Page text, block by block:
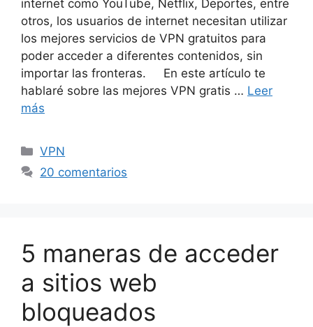
internet como YouTube, Netflix, Deportes, entre
otros, los usuarios de internet necesitan utilizar
los mejores servicios de VPN gratuitos para
poder acceder a diferentes contenidos, sin
importar las fronteras. En este artículo te
hablaré sobre las mejores VPN gratis … Leer
más
Categorías
VPN
20 comentarios
5 maneras de acceder
a sitios web
bloqueados